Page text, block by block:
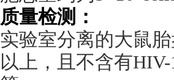
质量检测：
实验室分离的大鼠
以上，且不含有HIV-